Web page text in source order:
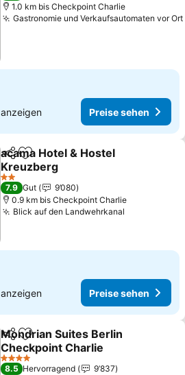
1.0 km bis Checkpoint Charlie
Gastronomie und Verkaufsautomaten vor Ort
anzeigen Preise sehen
TeilenZu Favoriten hinzufügen
acama Hotel & Hostel
Kreuzberg
Preise sehen
2 Sterne
7.9 Gut
9’080
0.9 km bis Checkpoint Charlie
Blick auf den Landwehrkanal
anzeigen Preise sehen
TeilenZu Favoriten hinzufügen
Mondrian Suites Berlin
Checkpoint Charlie
Preise sehen
4 Sterne
8.5 Hervorragend
9’837